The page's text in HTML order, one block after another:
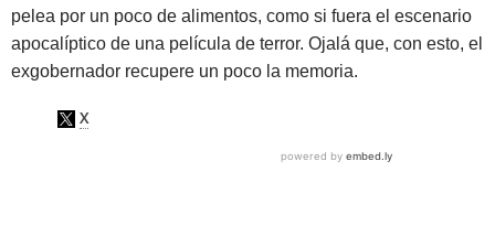
pelea por un poco de alimentos, como si fuera el escenario
apocalíptico de una película de terror. Ojalá que, con esto, el
exgobernador recupere un poco la memoria.